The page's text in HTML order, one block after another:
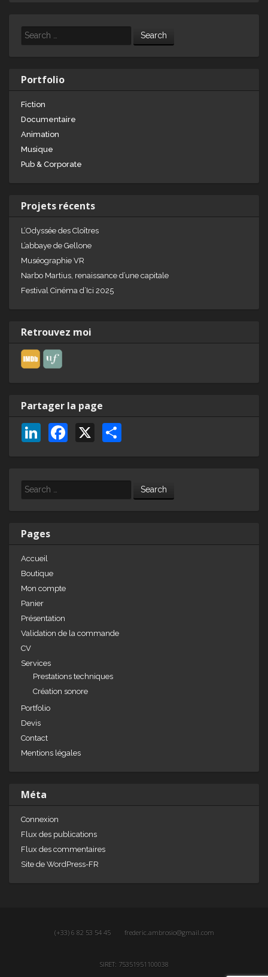
Search
Portfolio
Fiction
Documentaire
Animation
Musique
Pub & Corporate
Projets récents
L’Odyssée des Cloîtres
L’abbaye de Gellone
Muséographie VR
Narbo Martius, renaissance d’une capitale
Festival Cinéma d’Ici 2025
Retrouvez moi
Partager la page
Li
e
n
o
X
Search
Pages
Accueil
Boutique
Mon compte
Panier
Présentation
Validation de la commande
CV
Services
Prestations techniques
Création sonore
Portfolio
Devis
Contact
Mentions légales
Méta
Connexion
Flux des publications
Flux des commentaires
Site de WordPress-FR
(+33) 6 82 53 54 45 frederic.ambrosio@gmail.com
SIRET: 75351951100038